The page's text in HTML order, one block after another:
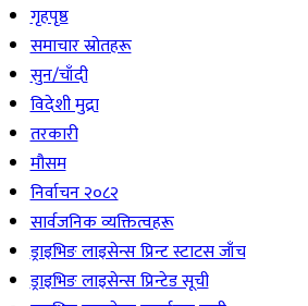
गृहपृष्ठ
समाचार स्रोतहरू
सुन/चाँदी
विदेशी मुद्रा
तरकारी
मौसम
निर्वाचन २०८२
सार्वजनिक व्यक्तित्वहरू
ड्राइभिङ लाइसेन्स प्रिन्ट स्टाटस जाँच
ड्राइभिङ लाइसेन्स प्रिन्टेड सूची